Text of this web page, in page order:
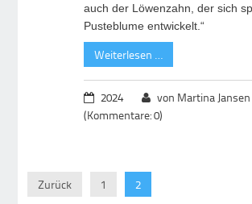
auch der Löwenzahn, der sich
Pusteblume entwickelt.“
Weiterlesen …
2024
von Martina Jansen
(Kommentare: 0)
Zurück 1 2